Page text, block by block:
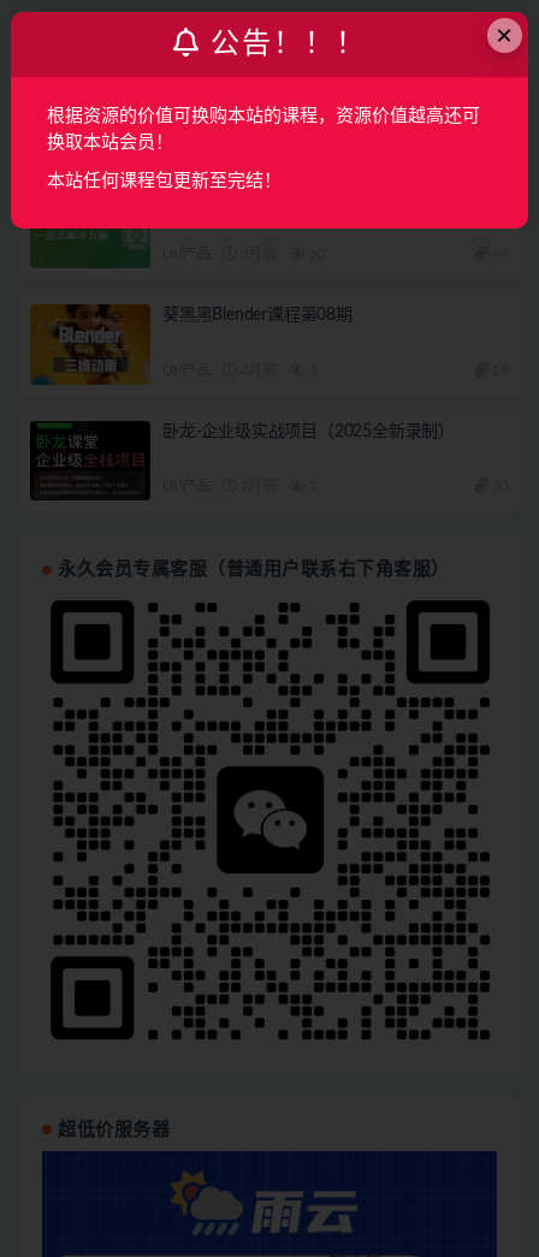
AI产品经理特训营（完结）
葵黑黑Blender课程第08期
卧龙-企业级实战项目（2025全新录制）
永久会员专属客服（普通用户联系右下角客服）
超低价服务器
×
公告！！！
根据资源的价值可换购本站的课程，资源价值越高还可
换取本站会员！
本站任何课程包更新至完结！